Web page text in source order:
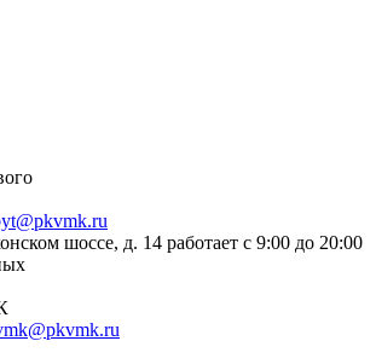
шоссе, д. 14 работает с 9:00 до 20:00